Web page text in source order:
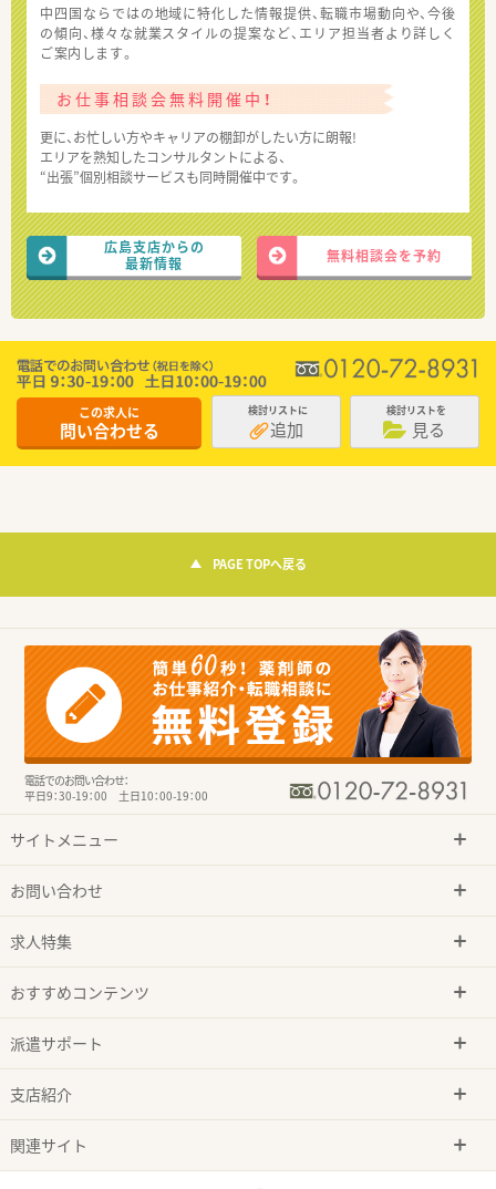
中四国ならではの地域に特化した情報提供、転職市場動向や、今後
の傾向、様々な就業スタイルの提案など、エリア担当者より詳しく
ご案内します。
お仕事相談会無料開催中！
更に、お忙しい方やキャリアの棚卸がしたい方に朗報!
エリアを熟知したコンサルタントによる、
“出張”個別相談サービスも同時開催中です。
広島支店からの
最新情報
無料相談会を予約
この求人に
問い合わせる
検討リストに
追加
検討リストを
見る
PAGE TOPへ戻る
電話でのお問い合わせ：
平日9：30-19：00 土日10：00-19：00
サイトメニュー
お問い合わせ
求人特集
おすすめコンテンツ
派遣サポート
支店紹介
関連サイト